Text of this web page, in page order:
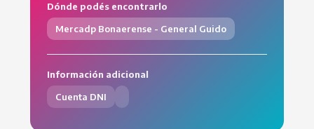
Dónde podés encontrarlo
Mercadp Bonaerense - General Guido
Información adicional
Cuenta DNI